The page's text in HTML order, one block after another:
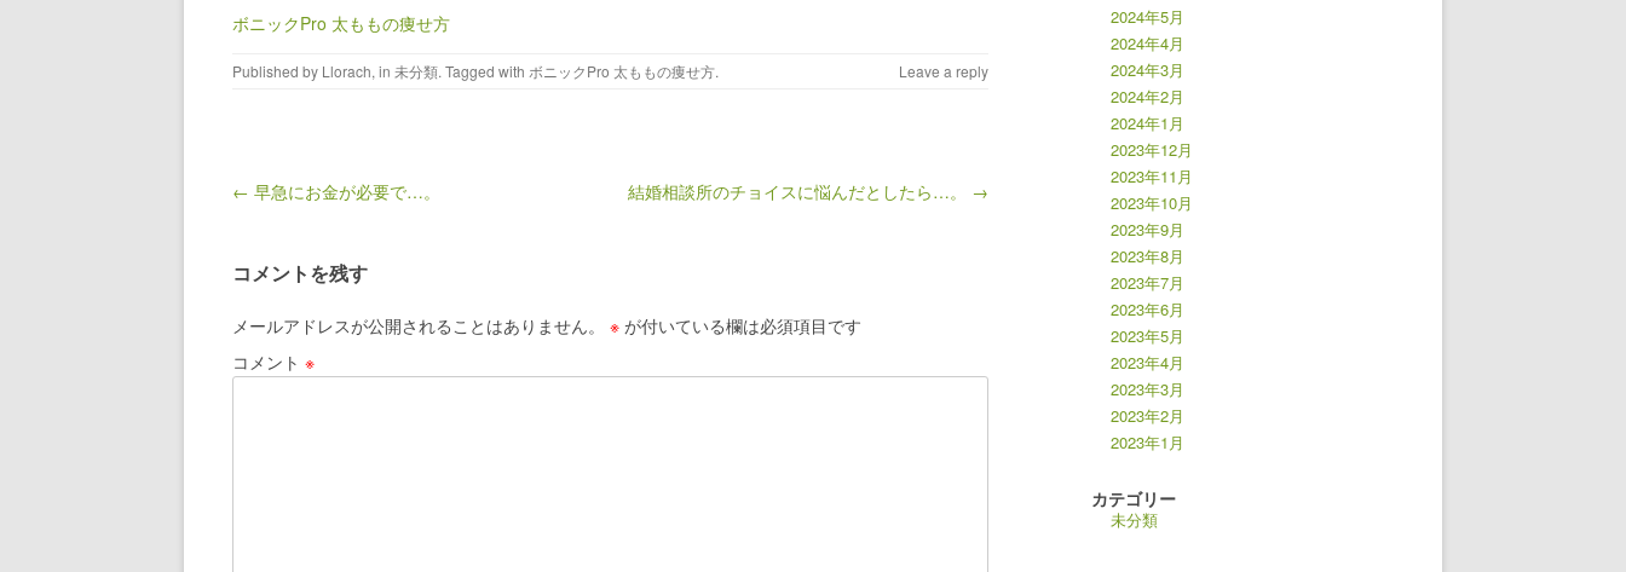
ボニックPro 太ももの痩せ方
Published by Llorach, in 未分類. Tagged with ボニックPro 太ももの痩せ方. Leave a reply
Post navigation
← 早急にお金が必要で…。 結婚相談所のチョイスに悩んだとしたら…。 →
コメントを残す
メールアドレスが公開されることはありません。 ※ が付いている欄は必須項目です
コメント ※
2024年5月
2024年4月
2024年3月
2024年2月
2024年1月
2023年12月
2023年11月
2023年10月
2023年9月
2023年8月
2023年7月
2023年6月
2023年5月
2023年4月
2023年3月
2023年2月
2023年1月
カテゴリー
未分類